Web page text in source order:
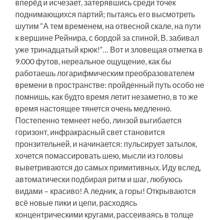
вперёд и исчезает, затерявшись среди точек
поднимающихся партий; пытаясь его высмотреть
шутим “А тем временем, на отвесной скале, на пути
к вершине Рейнира, с бордой за спиной, В. забивал
уже тринадцатый крюк!”… Вот и зловещая отметка в
9.000 футов, нереальное ощущение, как бы
работаешь логарифмическим преобразователем
времени в пространстве: пройденный путь особо не
помнишь, как будто время летит незаметно, в то же
время настоящее тянется очень медленно.
Постепенно темнеет небо, линзой выгибается
горизонт, инфракрасный свет становится
пронзительней, и начинается: пульсирует затылок,
хочется помассировать шею, мысли из головы
выветриваются до самых примитивных. Иду вслед,
автоматически подбирая ритм и шаг, любуюсь
видами – красиво! А ледник, а горы! Открываются
всё новые пики и цепи, расходясь
концентрическими кругами, рассеиваясь в толще